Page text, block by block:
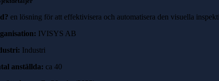
en lösning för att effektivisera och automatisera den visuella
IVISYS AB
Industri
anställda: ca 40